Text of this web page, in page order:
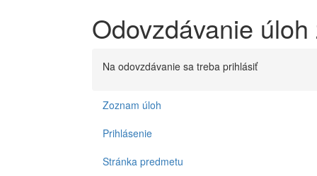
Odovzdávanie
Na odovzdávanie sa treba prihlásiť
Zoznam úloh
Prihlásenie
Stránka predmetu